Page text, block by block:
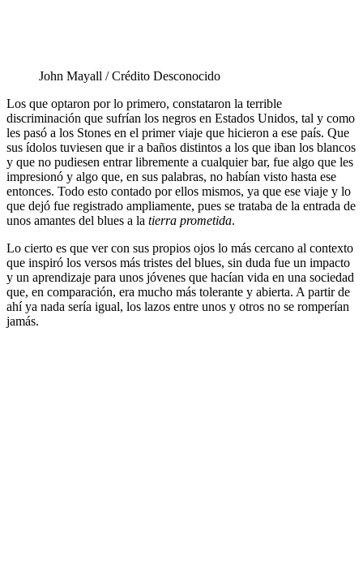
John Mayall / Crédito Desconocido
Los que optaron por lo primero, constataron la terrible
discriminación que sufrían los negros en Estados Unidos, tal y como
les pasó a los Stones en el primer viaje que hicieron a ese país. Que
sus ídolos tuviesen que ir a baños distintos a los que iban los blancos
y que no pudiesen entrar libremente a cualquier bar, fue algo que les
impresionó y algo que, en sus palabras, no habían visto hasta ese
entonces. Todo esto contado por ellos mismos, ya que ese viaje y lo
que dejó fue registrado ampliamente, pues se trataba de la entrada de
unos amantes del blues a la tierra prometida.
Lo cierto es que ver con sus propios ojos lo más cercano al contexto
que inspiró los versos más tristes del blues, sin duda fue un impacto
y un aprendizaje para unos jóvenes que hacían vida en una sociedad
que, en comparación, era mucho más tolerante y abierta. A partir de
ahí ya nada sería igual, los lazos entre unos y otros no se romperían
jamás.